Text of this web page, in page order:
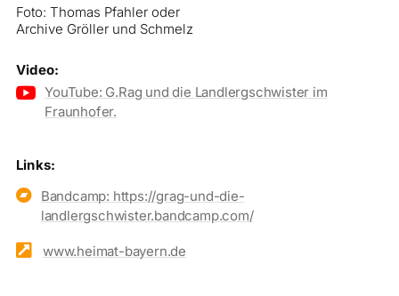
Foto: Thomas Pfahler oder
Archive Gröller und Schmelz
Video:
 YouTube: G.Rag und die Landlergschwister im
Fraunhofer.
Links:

Bandcamp: https://grag-und-die-
landlergschwister.bandcamp.com/
 www.heimat-bayern.de